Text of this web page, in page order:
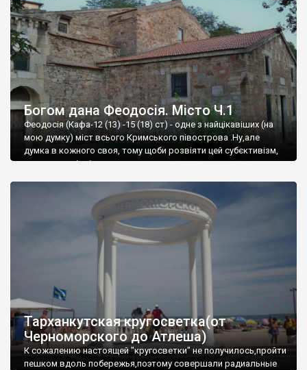
Богом дана Феодосія. Місто Ч.1
Феодосія (Кафа-12 (13) -15 (18) ст) - одне з найцікавіших (на
мою думку) міст всього Кримського півострова .Ну,але
думка в кожного своя, тому щоби розвіяти цей субєктивізм,
запрошую відвідати це
Тарханкутская кругосветка(от
Черноморского до Атлеша)
К сожалению настоящей "кругосветки" не получилось,пройти
пешком вдоль побережья,поэтому совершали радиальные